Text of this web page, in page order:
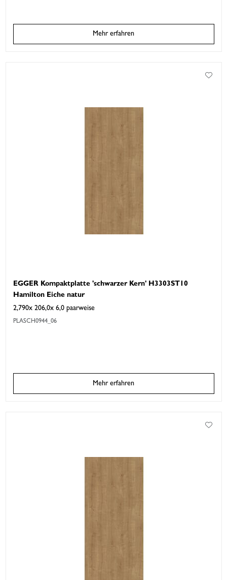
Mehr erfahren
EGGER Kompaktplatte 'schwarzer Kern' H3303ST10
Hamilton Eiche natur
2,790x 206,0x 6,0 paarweise
PLASCH0944_06
Mehr erfahren